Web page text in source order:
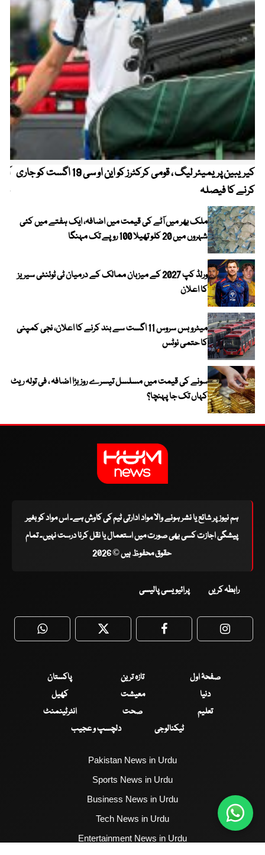
کیریبین پریمیئر لیگ ، قومی کرکٹرز کو این او سی 19 اگست کو جاری
کرنے کا فیصلہ
ملک بھر میں آٹے کی قیمت میں اضافہ، ایک ہفتے میں کئی
شہروں میں 20 کلو تھیلا 100 روپے تک مہنگا
ورلڈ کپ 2027 کے میزبان ممالک کے درمیان ٹی ٹوئنٹی سیریز
کا اعلان
میٹرو بس سروس 11 اگست سے بند کرنے کا اعلان، نجی کمپنی
کا حتمی نوٹس
سونے کی قیمت میں مسلسل تیسرے روز بڑا اضافہ ، فی تولہ ریٹ
کہاں تک جا پہنچا؟
ہم نیوز پر شائع یا نشر ہونے والا مواد ادارتی ٹیم کی کاوش ہے۔ اس مواد کو بغیر
پیشگی اجازت کسی بھی صورت میں استعمال یا نقل کرنا درست نہیں۔ تمام
حقوق محفوظ ہیں © 2026
رابطہ کریں پرائیویسی پالیسی
WhatsApp Twitter Facebook
صفحۂ اول تازہ ترین
پاکستان
دنیا
معیشت
کھیل
تعلیم
صحت
انٹرٹینمنٹ
ٹیکنالوجی
دلچسپ و عجیب
Pakistan News in Urdu
Sports News in Urdu
Business News in Urdu
Tech News in Urdu
Entertainment News in Urdu